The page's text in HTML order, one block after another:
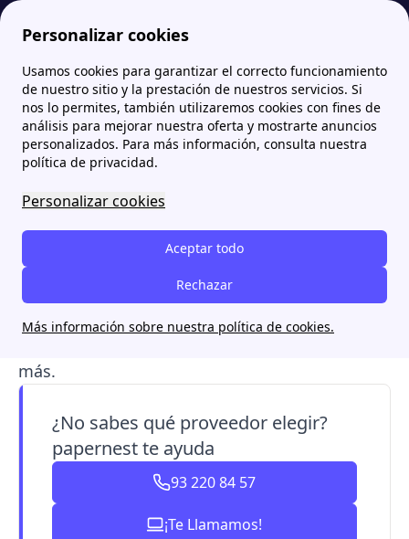
Personalizar cookies
Usamos cookies para garantizar el correcto funcionamiento
de nuestro sitio y la prestación de nuestros servicios. Si
nos lo permites, también utilizaremos cookies con fines de
análisis para mejorar nuestra oferta y mostrarte anuncios
personalizados. Para más información, consulta nuestra
política de privacidad.
Personalizar cookies
Aceptar todo
Rechazar
Más información sobre nuestra política de cookies.
Papernest.es More TotalEnergies ¿Cuáles son las opiniones de los clientes de TotalEnergies y sus servicios?
¿Cuáles son las opiniones
de los clientes de
TotalEnergies y sus
servicios?
Descubre las opiniones más recientes de los
clientes de
TotalEnergies,desde sus
tarifas de
luz y gas, hasta su servicio de atención al
más.
¿No sabes qué proveedor elegir?
papernest te ayuda
93 220 84 57
¡Te Llamamos!